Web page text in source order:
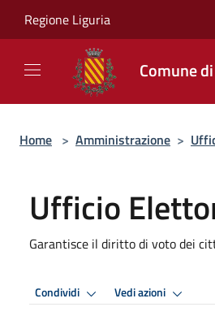
Regione Liguria
Comune
Home > Amministrazione >
Ufficio
Garantisce il diritto di voto dei
Condividi Vedi azioni